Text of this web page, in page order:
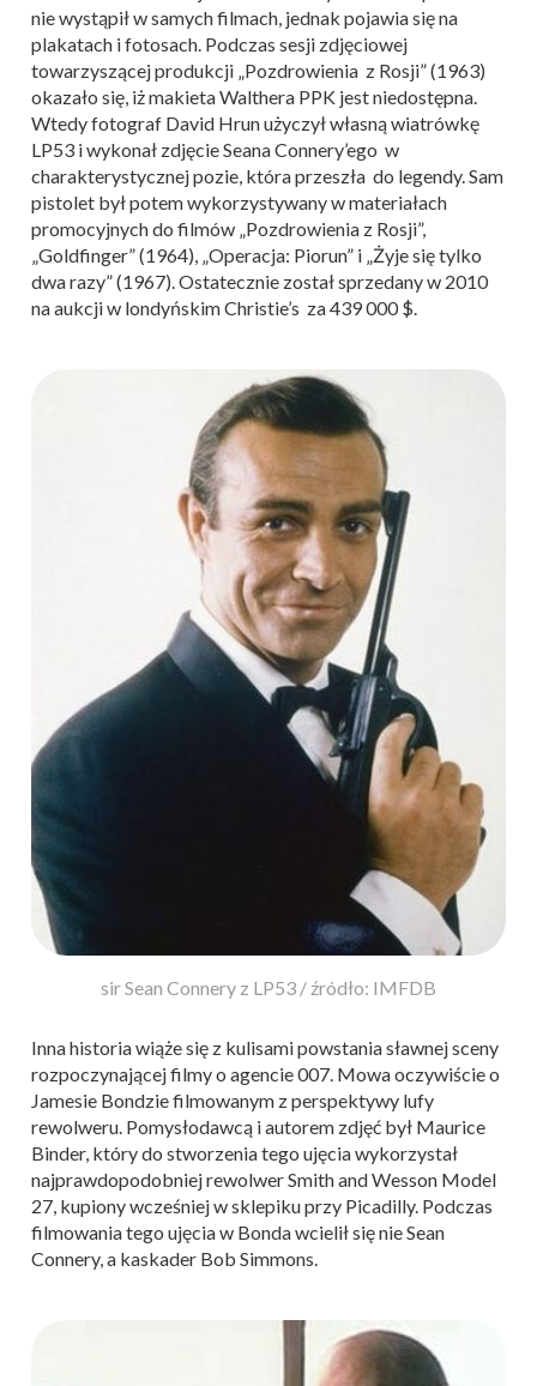
nie wystąpił w samych filmach, jednak pojawia się na
plakatach i fotosach. Podczas sesji zdjęciowej
towarzyszącej produkcji „Pozdrowienia z Rosji” (1963)
okazało się, iż makieta Walthera PPK jest niedostępna.
Wtedy fotograf David Hrun użyczył własną wiatrówkę
LP53 i wykonał zdjęcie Seana Connery’ego w
charakterystycznej pozie, która przeszła do legendy. Sam
pistolet był potem wykorzystywany w materiałach
promocyjnych do filmów „Pozdrowienia z Rosji”,
„Goldfinger” (1964), „Operacja: Piorun” i „Żyje się tylko
dwa razy” (1967). Ostatecznie został sprzedany w 2010
na aukcji w londyńskim Christie’s za 439 000 $.
sir Sean Connery z LP53 / źródło: IMFDB
Inna historia wiąże się z kulisami powstania sławnej sceny
rozpoczynającej filmy o agencie 007. Mowa oczywiście o
Jamesie Bondzie filmowanym z perspektywy lufy
rewolweru. Pomysłodawcą i autorem zdjęć był Maurice
Binder, który do stworzenia tego ujęcia wykorzystał
najprawdopodobniej rewolwer Smith and Wesson Model
27, kupiony wcześniej w sklepiku przy Picadilly. Podczas
filmowania tego ujęcia w Bonda wcielił się nie Sean
Connery, a kaskader Bob Simmons.